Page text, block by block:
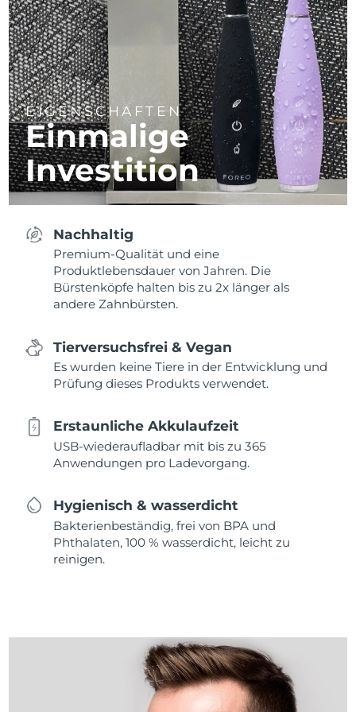
EIGENSCHAFTEN
Einmalige
Investition
Nachhaltig
Premium-Qualität und eine
Produktlebensdauer von Jahren. Die
Bürstenköpfe halten bis zu 2x länger als
andere Zahnbürsten.
Tierversuchsfrei & Vegan
Es wurden keine Tiere in der Entwicklung und
Prüfung dieses Produkts verwendet.
Erstaunliche Akkulaufzeit
USB-wiederaufladbar mit bis zu 365
Anwendungen pro Ladevorgang.
Hygienisch & wasserdicht
Bakterienbeständig, frei von BPA und
Phthalaten, 100 % wasserdicht, leicht zu
reinigen.